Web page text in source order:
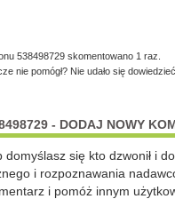
538498729 skomentowano 1 raz.
nie pomógł? Nie udało się
- DODAJ NOWY
domyślasz się kto dzwonił i
i rozpoznawania
i pomóż innym